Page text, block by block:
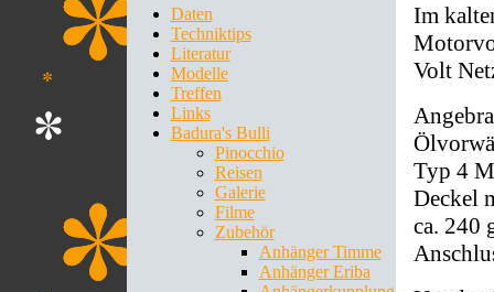
Daten
Techniktips
Literatur
Modelle
Treffen
Links
Badura's Bulli
Pinocchio
Reisen
Galerie
Filme
Zubehör
Anhänger Timme
Anhänger Eriba
Im
Volt
Typ 4
Deckel
ca. 240